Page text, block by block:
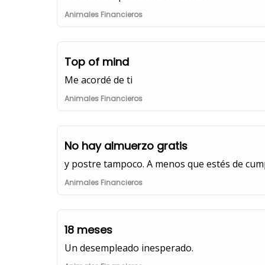
Animales Financieros
Top of mind
Me acordé de ti
Animales Financieros
No hay almuerzo gratis
y postre tampoco. A menos que estés de
Animales Financieros
18 meses
Un desempleado inesperado.